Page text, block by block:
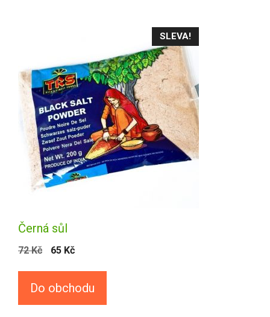
SLEVA!
Černá sůl
72Kč 65 Kč
Do obchodu